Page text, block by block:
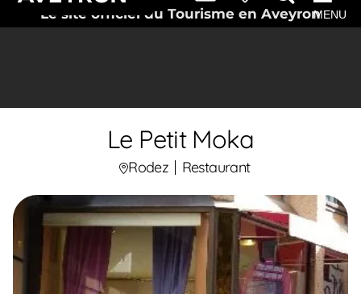
Le site officiel du Tourisme en AveyronMENU
Le Petit Moka
Rodez Restaurant